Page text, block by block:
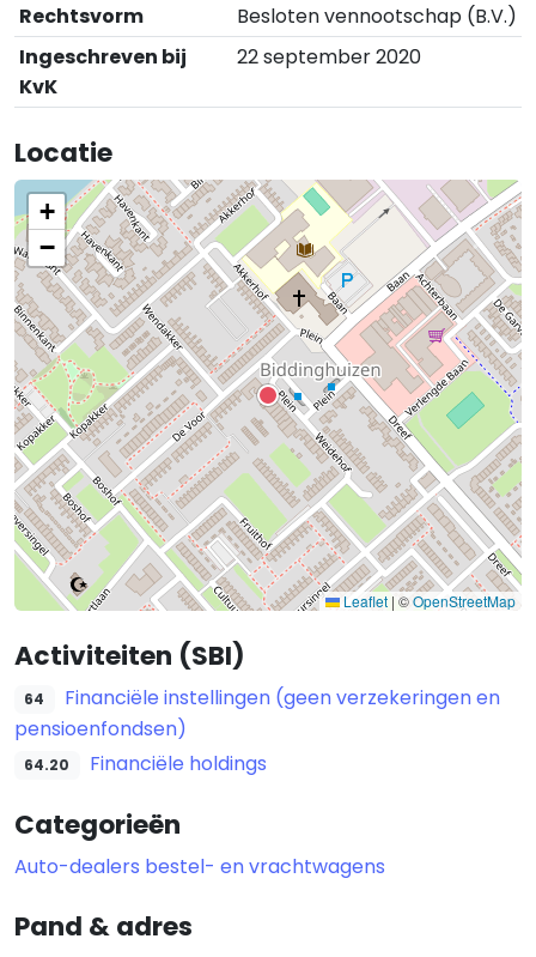
Rechtsvorm
Besloten vennootschap (B.V.)
Ingeschreven bij
KvK
22 september 2020
Locatie
+
−
Leaflet | ©OpenStreetMap
Activiteiten (SBI)
64
Financiële instellingen (geen verzekeringen en
pensioenfondsen)
64.20 Financiële holdings
Categorieën
Auto-dealers bestel- en vrachtwagens
Pand & adres